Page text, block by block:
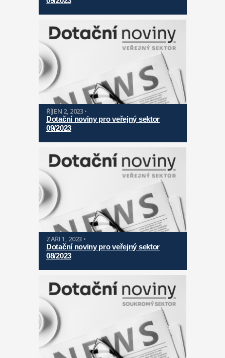
ŘÍJEN 2, 2023 •
Dotační noviny pro veřejný sektor
09/2023
ZÁŘÍ 1, 2023 •
Dotační noviny pro veřejný sektor
08/2023